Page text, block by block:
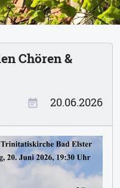
Chören &
event_note 20.06.2026